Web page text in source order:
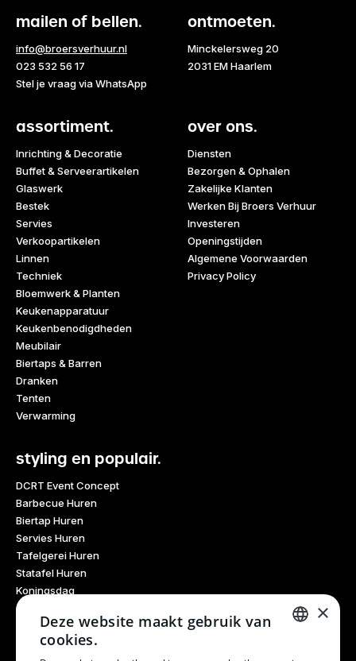
mailen of bellen.
info@broersverhuur.nl
023 532 56 17
Stel je vraag via WhatsApp
ontmoeten.
Minckelersweg 20
2031 EM Haarlem
assortiment.
Inrichting & Decoratie
Buffet & Serveerartikelen
Glaswerk
Bestek
Servies
Verkoopartikelen
Linnen
Techniek
Bloemwerk & Planten
Keukenapparatuur
Keukenbenodigdheden
Meubilair
Biertaps & Barren
Dranken
Tenten
Verwarming
over ons.
Diensten
Bezorgen & Ophalen
Zakelijke Klanten
Werken Bij Broers Verhuur
Investeren
Openingstijden
Algemene Voorwaarden
Privacy Policy
styling en populair.
DCRT Event Concept
Barbecue Huren
Biertap Huren
Servies Huren
Tafelgerei Huren
Statafel Huren
Koningsdag
Glaswerk Huren
Feestdagen
Haarlem Culinair
×
Deze website maakt gebruik van
cookies.